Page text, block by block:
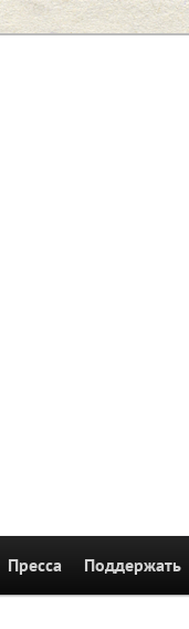
Пресса Поддержать